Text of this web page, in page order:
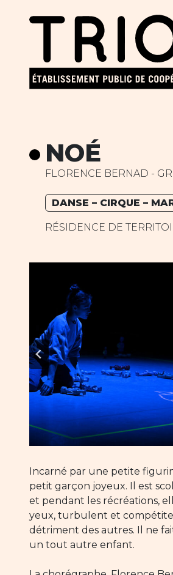
NOÉ
FLORENCE BERNAD -
DANSE – CIRQUE –
RÉSIDENCE DE
Incarné par une petite
petit garçon joyeux. Il est
et pendant les récréations,
yeux, turbulent et
détriment des autres. Il ne
un tout autre enfant.